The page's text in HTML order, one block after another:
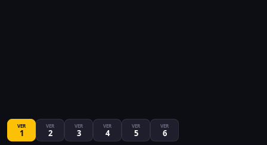
VER
1
VER
2
VER
3
VER
4
VER
5
VER
6